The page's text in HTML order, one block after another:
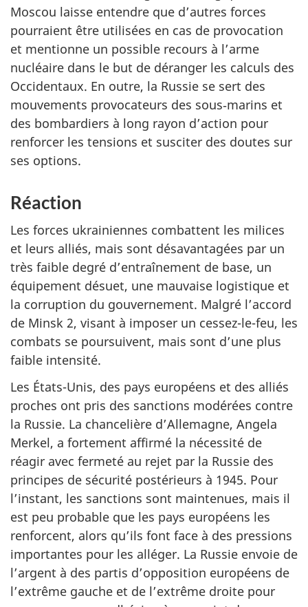
Moscou laisse entendre que d’autres forces
pourraient être utilisées en cas de provocation
et mentionne un possible recours à l’arme
nucléaire dans le but de déranger les calculs des
Occidentaux. En outre, la Russie se sert des
mouvements provocateurs des sous‑marins et
des bombardiers à long rayon d’action pour
renforcer les tensions et susciter des doutes sur
ses options.
Réaction
Les forces ukrainiennes combattent les milices
et leurs alliés, mais sont désavantagées par un
très faible degré d’entraînement de base, un
équipement désuet, une mauvaise logistique et
la corruption du gouvernement. Malgré l’accord
de Minsk 2, visant à imposer un cessez-le-feu, les
combats se poursuivent, mais sont d’une plus
faible intensité.
Les États-Unis, des pays européens et des alliés
proches ont pris des sanctions modérées contre
la Russie. La chancelière d’Allemagne, Angela
Merkel, a fortement affirmé la nécessité de
réagir avec fermeté au rejet par la Russie des
principes de sécurité postérieurs à 1945. Pour
l’instant, les sanctions sont maintenues, mais il
est peu probable que les pays européens les
renforcent, alors qu’ils font face à des pressions
importantes pour les alléger. La Russie envoie de
l’argent à des partis d’opposition européens de
l’extrême gauche et de l’extrême droite pour